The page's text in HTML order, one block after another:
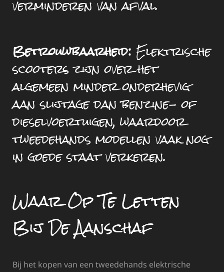
verminderen van afval.
Betrouwbaarheid: Elektrische
scooters zijn over het
algemeen minder onderhevig
aan slijtage dan benzine- of
dieselvoertuigen, waardoor
tweedehands modellen vaak nog
in goede staat verkeren.
Waar Op Te Letten
Bij De Aanschaf
Bij het kopen van een tweedehands elektrische